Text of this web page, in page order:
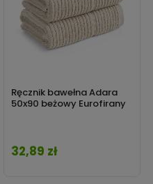
Ręcznik bawełna Adara
50x90 beżowy Eurofirany
Cena
32,89 zł